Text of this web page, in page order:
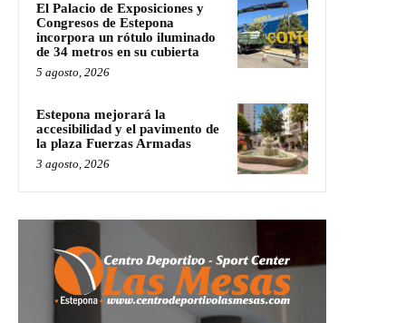
El Palacio de Exposiciones y
Congresos de Estepona
incorpora un rótulo iluminado
de 34 metros en su cubierta
5 agosto, 2026
Estepona mejorará la
accesibilidad y el pavimento de
la plaza Fuerzas Armadas
3 agosto, 2026